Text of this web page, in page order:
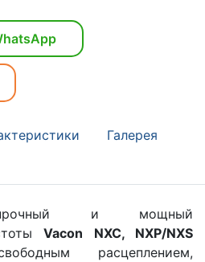
Галерея
прочный и мощный
Vacon NXC, NXP/NXS
расцеплением,